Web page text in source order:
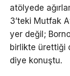
atölyede
3’teki Mutfak
yer değil;
birlikte ürettiği
diye konuştu.